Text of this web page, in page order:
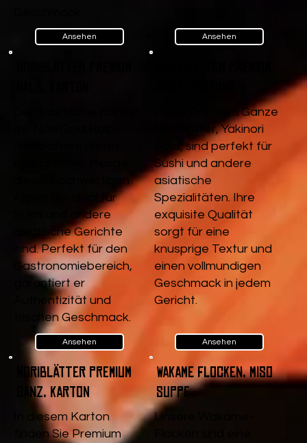
Ansehen Ansehen
dieser hochwertigen
Algen, die ideal für
Sushi und andere
asiatische Gerichte
sind. Perfekt für den
Gastronomiebereich,
garantiert er
Authentizität und
frischen Geschmack.
Ansehen
Diese Premium Ganze
Noriblätter, Yakinori
Gold, sind perfekt für
Sushi und andere
asiatische
Spezialitäten. Ihre
exquisite Qualität
sorgt für eine
knusprige Textur und
einen vollmundigen
Geschmack in jedem
Gericht.
Ansehen
Noriblätter Premium
Ganz, Karton
In diesem Karton
finden Sie Premium
Wakame Flocken, Miso
Suppe
Unsere Wakame-